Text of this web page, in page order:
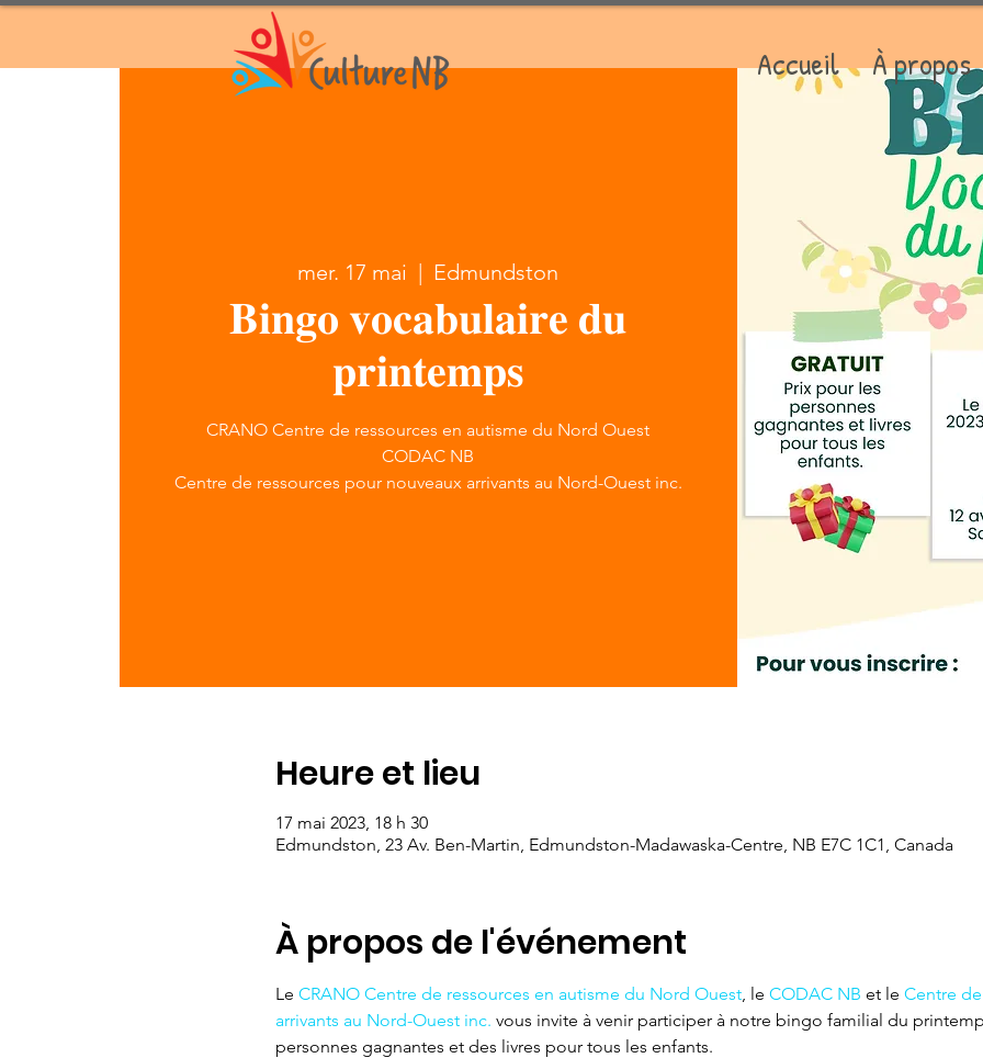
Accueil À propos
mer. 17 mai
  |
Edmundston
𝐁𝐢𝐧𝐠𝐨 𝐯𝐨𝐜𝐚𝐛𝐮𝐥𝐚𝐢𝐫𝐞 𝐝𝐮
𝐩𝐫𝐢𝐧𝐭𝐞𝐦𝐩𝐬
CRANO Centre de ressources en autisme du Nord Ouest
CODAC NB
Centre de ressources pour nouveaux arrivants au Nord-Ouest inc.
Heure et lieu
17 mai 2023, 18 h 30
Edmundston, 23 Av. Ben-Martin, Edmundston-Madawaska-Centre, NB E7C 1C1, Canada
À propos de l'événement
Le CRANO Centre de ressources en autisme du Nord Ouest, le CODAC NB et le Centre
arrivants au Nord-Ouest inc. vous invite à venir participer à notre bingo familial du
personnes gagnantes et des livres pour tous les enfants.